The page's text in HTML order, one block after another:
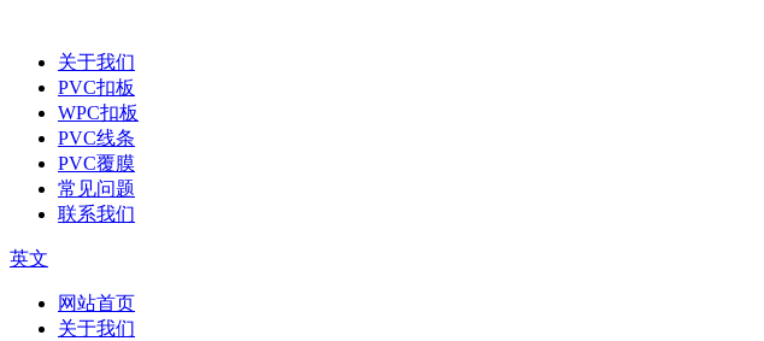
关于我们
PVC扣板
WPC扣板
PVC线条
PVC覆膜
常见问题
联系我们
英文
网站首页
关于我们